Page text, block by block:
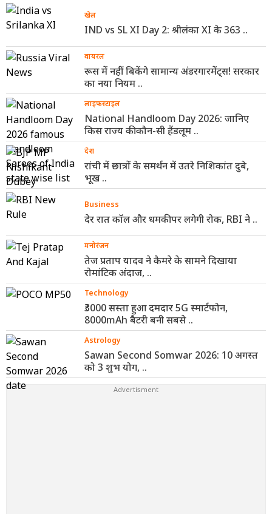
खेल
IND vs SL XI Day 2: श्रीलंका XI के 363 ..
वायरल
रूस में नहीं बिकेंगे सामान्य अंडरगारमेंट्स! सरकार
का नया नियम ..
लाइफस्टाइल
National Handloom Day 2026: जानिए
किस राज्य की कौन-सी हैंडलूम ..
देश
रांची में छात्रों के समर्थन में उतरे निशिकांत दुबे,
भूख ..
Business
देर रात कॉल और धमकी पर लगेगी रोक, RBI ने ..
मनोरंजन
तेज प्रताप यादव ने कैमरे के सामने दिखाया
रोमांटिक अंदाज, ..
Technology
₹3000 सस्ता हुआ दमदार 5G स्मार्टफोन,
8000mAh बैटरी बनी सबसे ..
Astrology
Sawan Second Somwar 2026: 10 अगस्त
को 3 शुभ योग, ..